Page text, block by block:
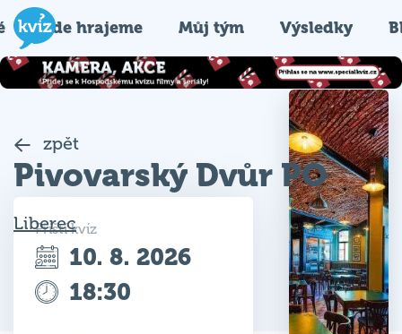
Kde hrajeme Můj tým Výsledky
zpět
Pivovarský Dvůr PO
Liberec
Příští kvíz
10. 8. 2026
18:30